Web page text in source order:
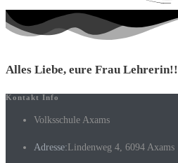
Alles Liebe, eure Frau Lehrerin!!
Kontakt Info
Volksschule Axams
Adresse:Lindenweg 4, 6094 Axams